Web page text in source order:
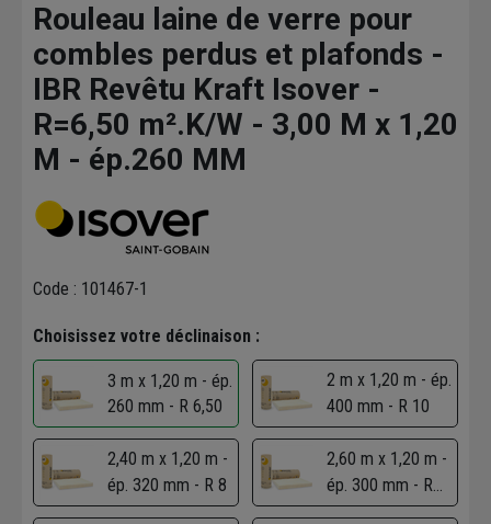
Rouleau laine de verre pour
combles perdus et plafonds -
IBR Revêtu Kraft Isover -
R=6,50 m².K/W - 3,00 M x 1,20
M - ép.260 MM
Code : 101467-1
Choisissez votre déclinaison :
3 m x 1,20 m - ép.
260 mm - R 6,50
2 m x 1,20 m - ép.
400 mm - R 10
2,40 m x 1,20 m -
ép. 320 mm - R 8
2,60 m x 1,20 m -
ép. 300 mm - R
7,50